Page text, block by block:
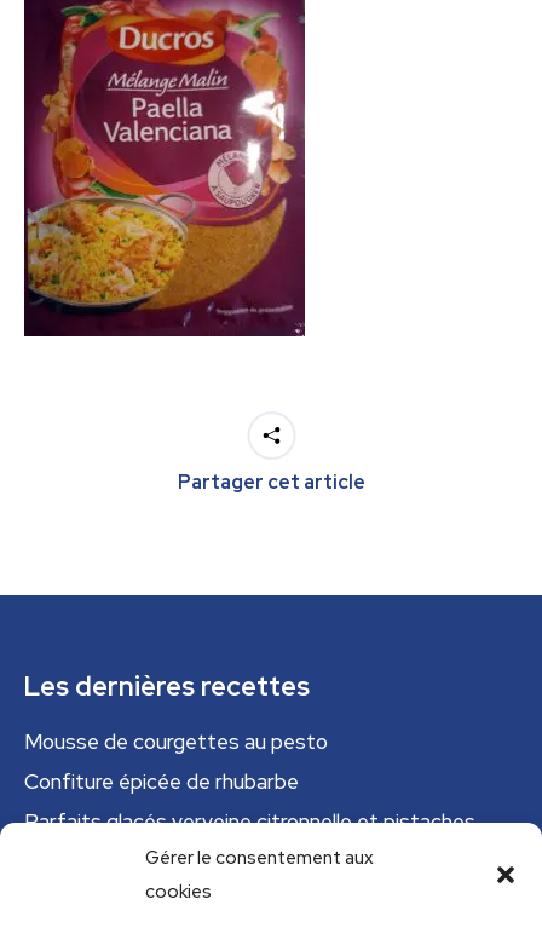
Gérer le consentement aux
cookies
Partager cet article
Les dernières recettes
Mousse de courgettes au pesto
Confiture épicée de rhubarbe
Parfaits glacés verveine citronnelle et pistaches
Tajine tunisien à la courgette (IG bas)
Cannelloni de courgettes